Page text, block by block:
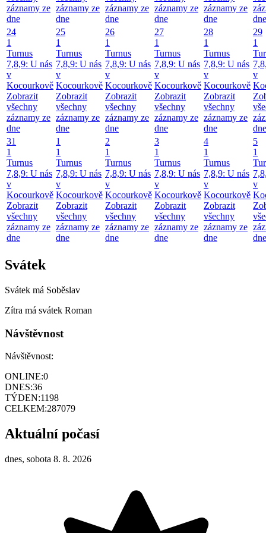
záznamy ze
dne
záznamy ze
dne
záznamy ze
dne
záznamy ze
dne
záznamy ze
dne
dne
24
1
Turnus
7,8,9: U nás
v
Kocourkově
Zobrazit
všechny
záznamy ze
dne
25
1
Turnus
7,8,9: U nás
v
Kocourkově
Zobrazit
všechny
záznamy ze
dne
26
1
Turnus
7,8,9: U nás
v
Kocourkově
Zobrazit
všechny
záznamy ze
dne
27
1
Turnus
7,8,9: U nás
v
Kocourkově
Zobrazit
všechny
záznamy ze
dne
28
1
Turnus
7,8,9: U nás
v
Kocourkově
Zobrazit
všechny
záznamy ze
dne
29
1
v
dne
31
1
Turnus
7,8,9: U nás
v
Kocourkově
Zobrazit
všechny
záznamy ze
dne
1
1
Turnus
7,8,9: U nás
v
Kocourkově
Zobrazit
všechny
záznamy ze
dne
2
1
Turnus
7,8,9: U nás
v
Kocourkově
Zobrazit
všechny
záznamy ze
dne
3
1
Turnus
7,8,9: U nás
v
Kocourkově
Zobrazit
všechny
záznamy ze
dne
4
1
Turnus
7,8,9: U nás
v
Kocourkově
Zobrazit
všechny
záznamy ze
dne
5
1
v
dne
Svátek
Svátek má Soběslav
Zítra má svátek Roman
Návštěvnost
Návštěvnost:
ONLINE:0
DNES:36
TÝDEN:1198
CELKEM:287079
Aktuální počasí
dnes, sobota 8. 8. 2026